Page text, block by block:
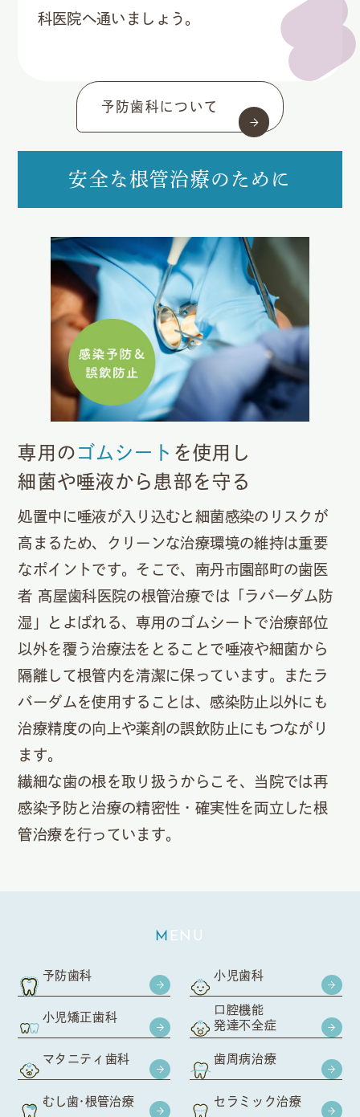
科医院へ通いましょう。
予防歯科について
安全な根管治療のために
専用の ゴムシート を使用し
細菌や唾液から患部を守る
処置中に唾液が入り込むと細菌感染のリスクが
高まるため、クリーンな治療環境の維持は重要
なポイントです。そこで、南丹市園部町の歯医
者 髙屋歯科医院の根管治療では「ラバーダム防
湿」とよばれる、専用のゴムシートで治療部位
以外を覆う治療法をとることで唾液や細菌から
隔離して根管内を清潔に保っています。またラ
バーダムを使用することは、感染防止以外にも
治療精度の向上や薬剤の誤飲防止にもつながり
ます。
繊細な歯の根を取り扱うからこそ、当院では再
感染予防と治療の精密性・確実性を両立した根
管治療を行っています。
MENU
予防歯科 小児歯科
小児矯正歯科
口腔機能
発達不全症
マタニティ歯科 歯周病治療
むし歯・根管治療 セラミック治療